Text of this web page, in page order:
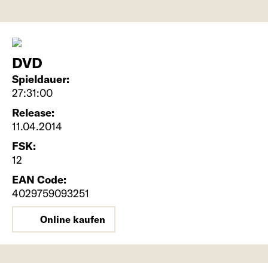
DVD
Spieldauer:
27:31:00
Release:
11.04.2014
FSK:
12
EAN Code:
4029759093251
Online kaufen